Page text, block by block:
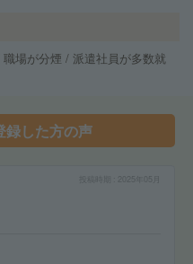
場が分煙 / 派遣社員が多数就
録した方の声
2025年05月